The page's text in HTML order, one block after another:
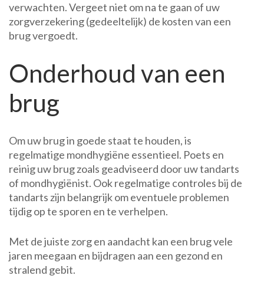
verwachten. Vergeet niet om na te gaan of uw
zorgverzekering (gedeeltelijk) de kosten van een
brug vergoedt.
Onderhoud van een
brug
Om uw brug in goede staat te houden, is
regelmatige mondhygiëne essentieel. Poets en
reinig uw brug zoals geadviseerd door uw tandarts
of mondhygiënist. Ook regelmatige controles bij de
tandarts zijn belangrijk om eventuele problemen
tijdig op te sporen en te verhelpen.
Met de juiste zorg en aandacht kan een brug vele
jaren meegaan en bijdragen aan een gezond en
stralend gebit.